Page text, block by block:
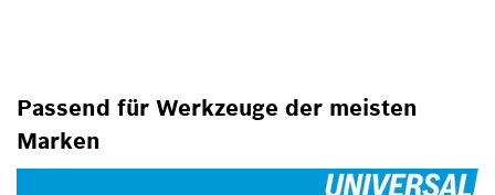
Passend für Werkzeuge der meisten
Marken